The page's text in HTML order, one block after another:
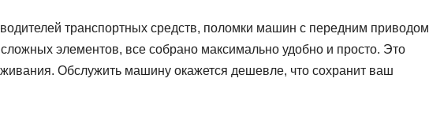
транспортных средств, поломки машин с передним приводом
элементов, все собрано максимально удобно и просто. Это
Обслужить машину окажется дешевле, что сохранит ваш